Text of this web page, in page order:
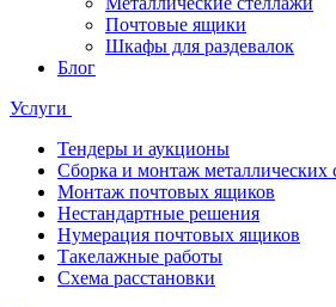
Почтовые ящики
Шкафы для раздевалок
Блог
Услуги
Тендеры и аукционы
Сборка и монтаж металлических
Монтаж почтовых ящиков
Нестандартные решения
Нумерация почтовых ящиков
Такелажные работы
Схема расстановки